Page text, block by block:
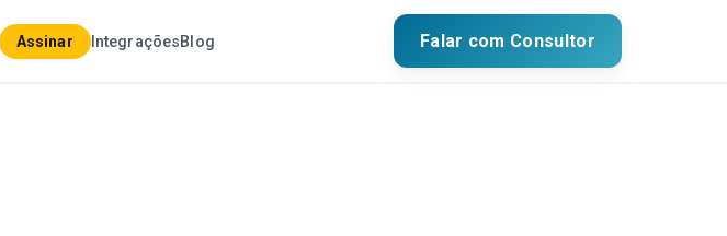
Assinar IntegraçõesBlog Falar com Consultor